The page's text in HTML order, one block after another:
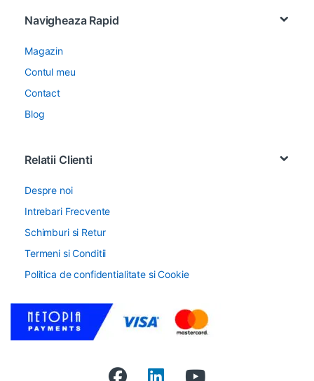
Navigheaza Rapid
Magazin
Contul meu
Contact
Blog
Relatii Clienti
Despre noi
Intrebari Frecvente
Schimburi si Retur
Termeni si Conditii
Politica de confidentialitate si Cookie